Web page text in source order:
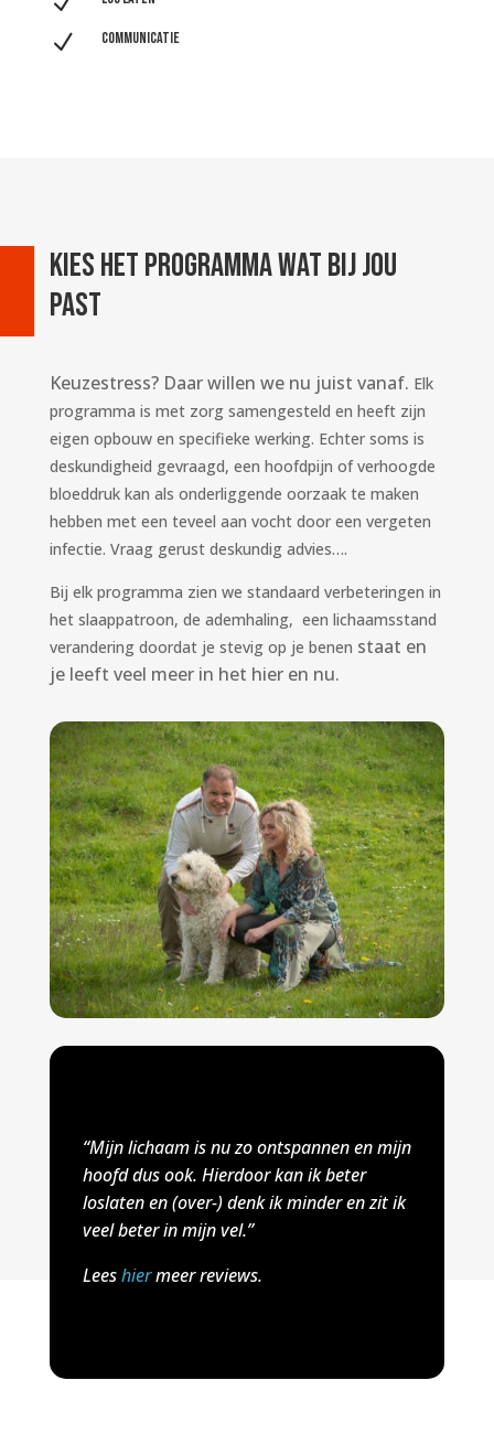
N Communicatie
Kies het programma wat bij jou
past
Keuzestress? Daar willen we nu juist vanaf. Elk
programma is met zorg samengesteld en heeft zijn
eigen opbouw en specifieke werking. Echter soms is
deskundigheid gevraagd, een hoofdpijn of verhoogde
bloeddruk kan als onderliggende oorzaak te maken
hebben met een teveel aan vocht door een vergeten
infectie. Vraag gerust deskundig advies….
Bij elk programma zien we standaard verbeteringen in
het slaappatroon, de ademhaling, een lichaamsstand
verandering doordat je stevig op je benen staat en
je leeft veel meer in het hier en nu.
“Mijn lichaam is nu zo ontspannen en mijn
hoofd dus ook. Hierdoor kan ik beter
loslaten en (over-) denk ik minder en zit ik
veel beter in mijn vel.”
Leeshiermeer reviews.